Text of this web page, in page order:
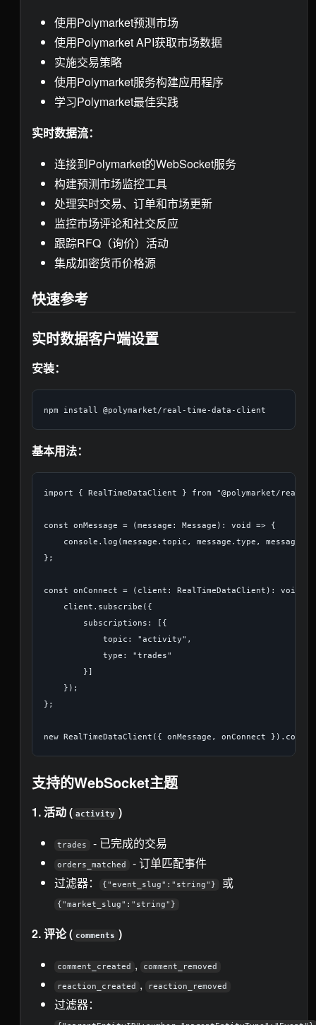
使用Polymarket预测市场
使用Polymarket API获取市场数据
实施交易策略
使用Polymarket服务构建应用程序
学习Polymarket最佳实践
实时数据流：
连接到Polymarket的WebSocket服务
构建预测市场监控工具
处理实时交易、订单和市场更新
监控市场评论和社交反应
跟踪RFQ（询价）活动
集成加密货币价格源
快速参考
实时数据客户端设置
安装：
基本用法：
import { RealTimeDataClient } from "@polymarket/real-
const onMessage = (message: Message): void => {
console.log(message.topic, message.type,
};
const onConnect = (client: RealTimeDataClient): void
    client.subscribe({
        subscriptions: [{
            topic: "activity",
            type: "trades"
        }]
    });
};
支持的WebSocket主题
1. 活动 ( activity )
trades - 已完成的交易
orders_matched
- 订单匹配事件
过滤器：
{"event_slug":"string"} 或
{"market_slug":"string"}
2. 评论 ( comments )
comment_created , comment_removed
reaction_created , reaction_removed
过滤器：